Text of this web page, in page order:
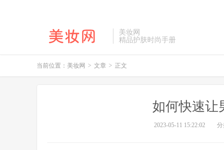
美妆网
精品护肤时尚手册
当前位置： 美妆网 > 文章 > 正文
如何快速让
2023-05-11 15:22:02 分